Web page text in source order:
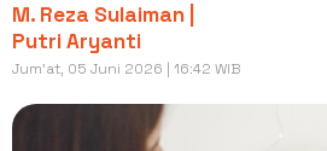
M. Reza Sulaiman |
Putri Aryanti
Jum'at, 05 Juni 2026 | 16:42 WIB